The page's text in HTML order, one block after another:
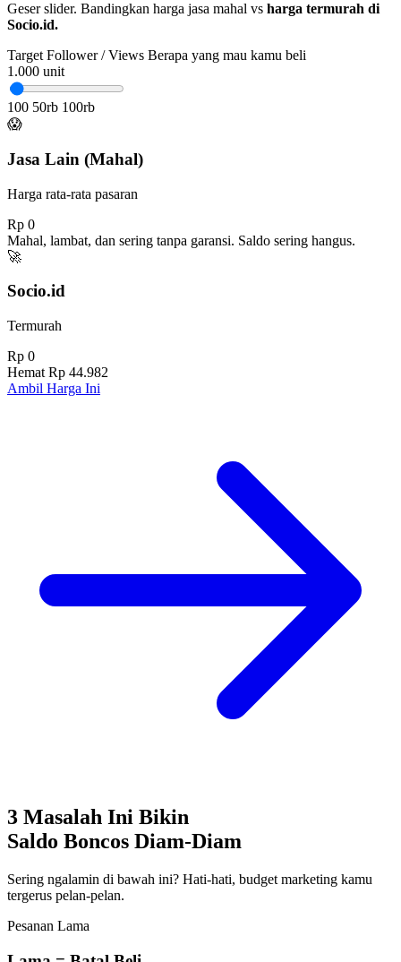
Geser slider. Bandingkan harga jasa mahal vs harga termurah di
Socio.id.
Target Follower / Views Berapa yang mau kamu beli
1.000 unit
100 50rb 100rb
😱
Jasa Lain (Mahal)
Harga rata-rata pasaran
Rp 0
Mahal, lambat, dan sering tanpa garansi. Saldo sering hangus.
🚀
Socio.id
Termurah
Rp 0
Hemat Rp 44.982
Ambil Harga Ini
3 Masalah Ini Bikin
Saldo Boncos Diam-Diam
Sering ngalamin di bawah ini? Hati-hati, budget marketing kamu
tergerus pelan-pelan.
Pesanan Lama